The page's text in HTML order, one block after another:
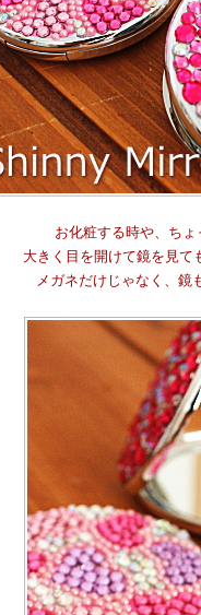
お化粧する時や、ち
大きく目を開けて鏡を見て
メガネだけじゃなく、鏡